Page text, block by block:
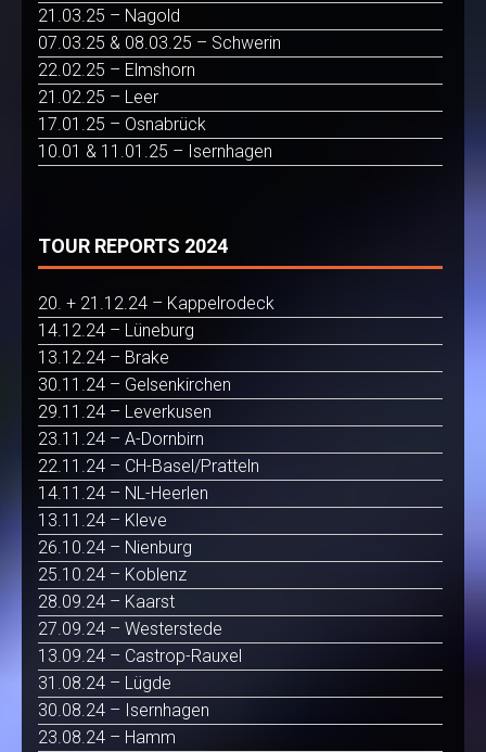
21.03.25 – Nagold
07.03.25 & 08.03.25 – Schwerin
22.02.25 – Elmshorn
21.02.25 – Leer
17.01.25 – Osnabrück
10.01 & 11.01.25 – Isernhagen
TOUR REPORTS 2024
20. + 21.12.24 – Kappelrodeck
14.12.24 – Lüneburg
13.12.24 – Brake
30.11.24 – Gelsenkirchen
29.11.24 – Leverkusen
23.11.24 – A-Dornbirn
22.11.24 – CH-Basel/Pratteln
14.11.24 – NL-Heerlen
13.11.24 – Kleve
26.10.24 – Nienburg
25.10.24 – Koblenz
28.09.24 – Kaarst
27.09.24 – Westerstede
13.09.24 – Castrop-Rauxel
31.08.24 – Lügde
30.08.24 – Isernhagen
23.08.24 – Hamm